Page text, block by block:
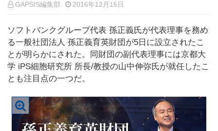
GAPSIS編集部 2016年12月15日
ソフトバンクグループ代表 孫正義氏が代表理事を務め
る一般社団法人 孫正義育英財団が5日に設立されたこ
とが明らかにされた。同財団の副代表理事には京都大
学 iPS細胞研究所 所長/教授の山中伸弥氏が就任したこ
とも注目点の一つだ。